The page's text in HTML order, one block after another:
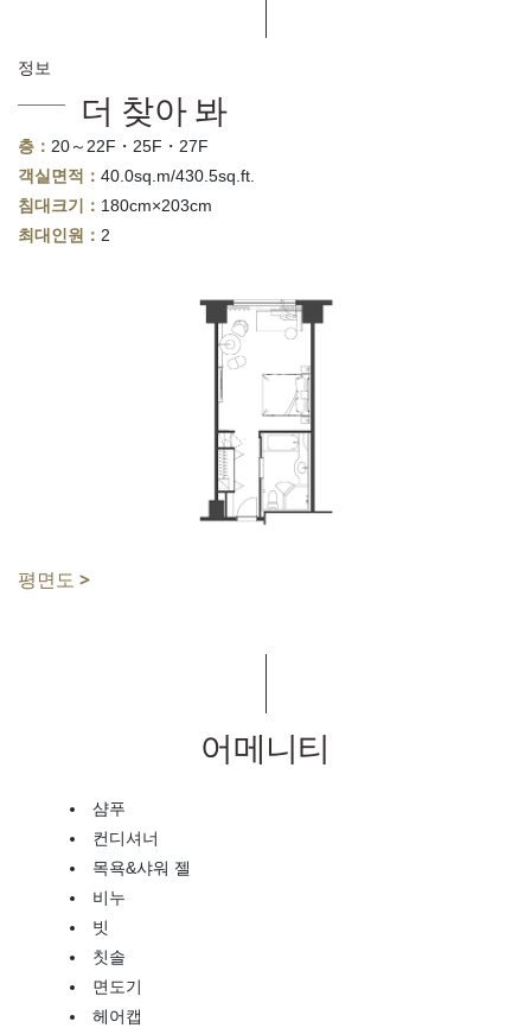
정보
더 찾아 봐
층： 20～22F・25F・27F
객실면적： 40.0sq.m/430.5sq.ft.
침대크기： 180cm×203cm
최대인원： 2
평면도 >
어메니티
샴푸
컨디셔너
목욕&샤워 젤
비누
빗
칫솔
면도기
헤어캡